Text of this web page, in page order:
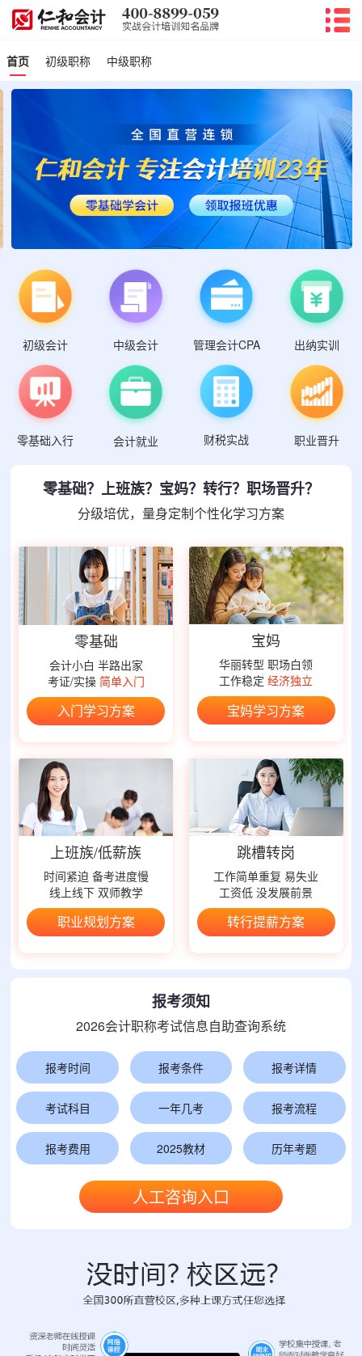
首页 初级职称 中级职称
初级会计 中级会计 管理会计CPA 出纳实训
零基础入行 会计就业 财税实战 职业晋升
零基础？上班族？宝妈？转行？职场晋升？
分级培优，量身定制个性化学习方案
零基础
会计小白 半路出家
考证/实操 简单入门
入门学习方案
宝妈
华丽转型 职场白领
工作稳定经济独立
宝妈学习方案
上班族/低薪族
时间紧迫 备考进度慢
线上线下 双师教学
职业规划方案
跳槽转岗
工作简单重复 易失业
工资低 没发展前景
转行提薪方案
报考须知
2026会计职称考试信息自助查询系统
报考时间 报考条件 报考详情
考试科目 一年几考 报考流程
报考费用 2025教材 历年考题
人工咨询入口